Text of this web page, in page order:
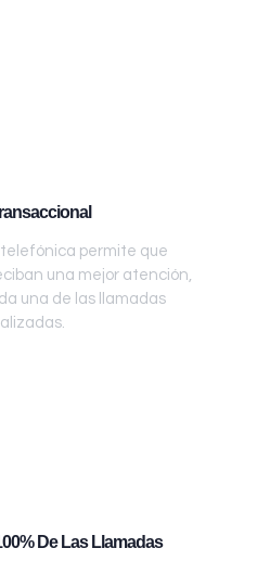
permite que
una mejor atención,
una de las llamadas
De Las Llamadas